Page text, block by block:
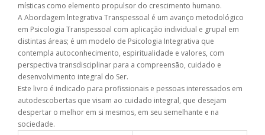
místicas como elemento propulsor do crescimento humano.
A Abordagem lntegrativa Transpessoal é um avanço metodológico
em Psicologia Transpessoal com aplicação individual e grupal em
distintas áreas; é um modelo de Psicologia Integrativa que
contempla autoconhecimento, espiritualidade e valores, com
perspectiva transdisciplinar para a compreensão, cuidado e
desenvolvimento integral do Ser.
Este livro é indicado para profissionais e pessoas interessados em
autodescobertas que visam ao cuidado integral, que desejam
despertar o melhor em si mesmos, em seu semelhante e na
sociedade.